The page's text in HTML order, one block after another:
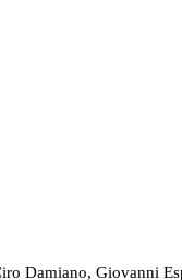
Damiano, Giovanni